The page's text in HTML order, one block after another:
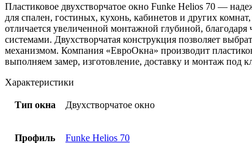
Пластиковое двухстворчатое окно Funke Helios 70 —
для спален, гостиных, кухонь, кабинетов и других
отличается увеличенной монтажной глубиной,
системами. Двухстворчатая конструкция позволяет
механизмом. Компания «ЕвроОкна» производит
выполняем замер, изготовление, доставку и монтаж под
Характеристики
Тип окна Двухстворчатое окно
Профиль Funke Helios 70